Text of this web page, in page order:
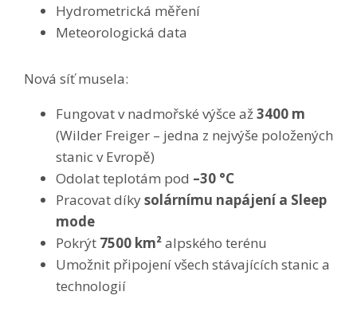
Hydrometrická měření
Meteorologická data
Nová síť musela:
Fungovat v nadmořské výšce až3400 m
(Wilder Freiger – jedna z nejvýše položených
stanic v Evropě)
Odolat teplotám pod –30 °C
Pracovat díkysolárnímu napájení a Sleep
mode
Pokrýt 7500 km²alpského terénu
Umožnit připojení všech stávajících stanic a
technologií